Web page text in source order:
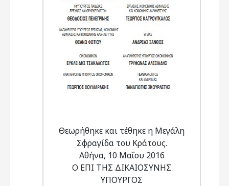
Θεωρήθηκε και τέθηκε η Μεγάλη
Σφραγίδα του Κράτους.
Αθήνα, 10 Μαΐου 2016
Ο ΕΠΙ ΤΗΣ ΔΙΚΑΙΟΣΥΝΗΣ
ΥΠΟΥΡΓΟΣ